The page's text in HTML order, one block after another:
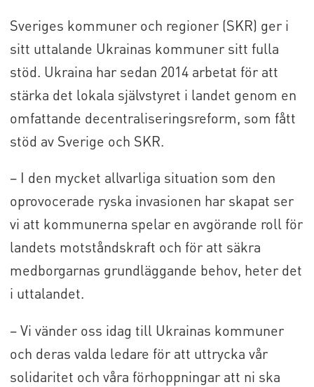
Sveriges kommuner och regioner (SKR) ger i
sitt uttalande Ukrainas kommuner sitt fulla
stöd. Ukraina har sedan 2014 arbetat för att
stärka det lokala självstyret i landet genom en
omfattande decentraliseringsreform, som fått
stöd av Sverige och SKR.
– I den mycket allvarliga situation som den
oprovocerade ryska invasionen har skapat ser
vi att kommunerna spelar en avgörande roll för
landets motståndskraft och för att säkra
medborgarnas grundläggande behov, heter det
i uttalandet.
− Vi vänder oss idag till Ukrainas kommuner
och deras valda ledare för att uttrycka vår
solidaritet och våra förhoppningar att ni ska